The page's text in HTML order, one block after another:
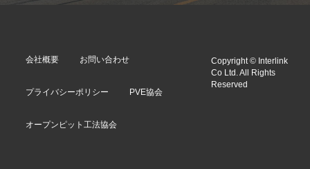
会社概要 お問い合わせ
プライバシーポリシー PVE協会
オープンピット工法協会
Copyright © Interlink
Co Ltd. All Rights
Reserved